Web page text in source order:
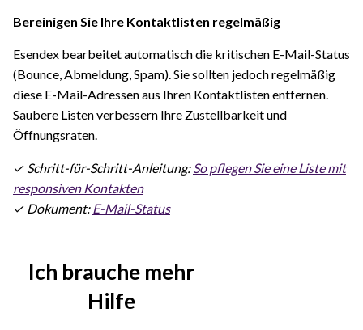
Bereinigen Sie Ihre Kontaktlisten regelmäßig
Esendex bearbeitet automatisch die kritischen E-Mail-Status
(Bounce, Abmeldung, Spam). Sie sollten jedoch regelmäßig
diese E-Mail-Adressen aus Ihren Kontaktlisten entfernen.
Saubere Listen verbessern Ihre Zustellbarkeit und
Öffnungsraten.
✓ Schritt-für-Schritt-Anleitung:So pflegen Sie eine Liste mit
responsiven Kontakten
✓ Dokument: E-Mail-Status
Ich brauche mehr
Hilfe